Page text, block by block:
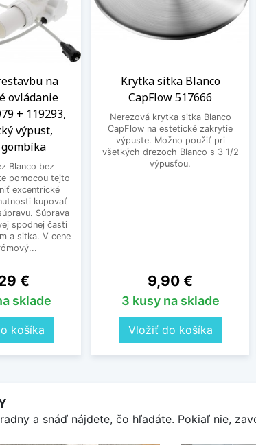
na
ovládanie
+ 119293,
výpust,
Blanco bez
pomocou tejto
excentrické
kupovať
Súprava
spodnej časti
a sitka. V cene
€
sklade
košíka
Krytka sitka Blanco
CapFlow 517666
Nerezová krytka sitka Blanco
CapFlow na estetické zakrytie
výpuste. Možno použiť pri
všetkých drezoch Blanco s 3 1/2
výpusťou.
Cena
9,90 €
3 kusy na sklade
Vložiť do košíka
a snáď nájdete, čo hľadáte. Pokiaľ nie,